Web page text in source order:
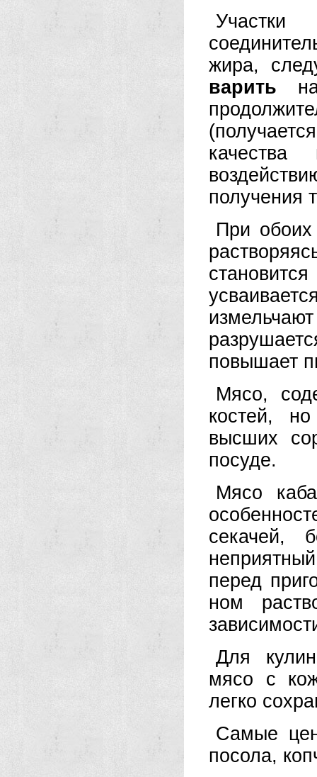
жира,
варить
качества
получения
При обоих
повышает
Мясо,
костей,
высших
посуде.
Мясо
секачей,
перед
ном
Для
мясо с
легко
Самые
посола,